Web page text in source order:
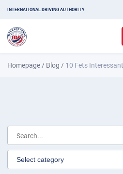
INTERNATIONAL DRIVING AUTHORITY
Homepage / Blog / 10 Fets